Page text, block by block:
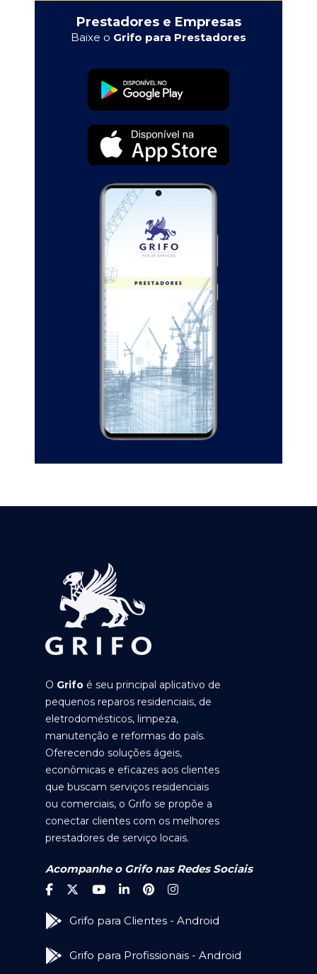
Prestadores e Empresas
Baixe o Grifo para Prestadores
O Grifo é seu principal aplicativo de
pequenos reparos residenciais, de
eletrodomésticos, limpeza,
manutenção e reformas do país.
Oferecendo soluções ágeis,
econômicas e eficazes aos clientes
que buscam serviços residenciais
ou comerciais, o Grifo se propõe a
conectar clientes com os melhores
prestadores de serviço locais.
Acompanhe o Grifo nas Redes Sociais
Grifo para Clientes - Android
Grifo para Profissionais - Android